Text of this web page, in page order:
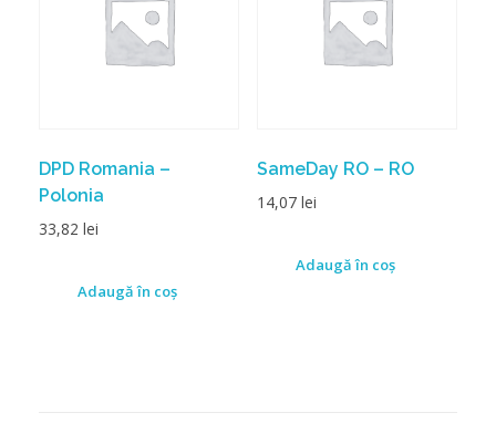
DPD Romania –
Polonia
33,82 lei
Adaugă în coș
SameDay RO – RO
14,07 lei
Adaugă în coș